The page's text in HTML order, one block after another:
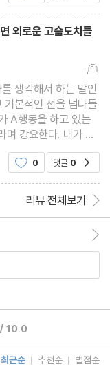
외로운 고슴도치들
생각해서 하는 말인
기본적인 선을 넘나들
A행동을 하고 있는
며 강요한다. 내가 A
? 그 행동이 상대방을
0 댓글 0
리뷰 전체보기
/ 10.0
최근순 추천순 별점순